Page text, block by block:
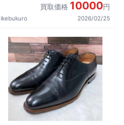
買取価格 10000円
ikebukuro 2026/02/25